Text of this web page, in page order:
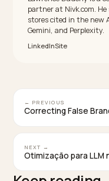
visibilidade na IA.
Como medir o
origem generativa
clara e um dono
TAGGED: Geo